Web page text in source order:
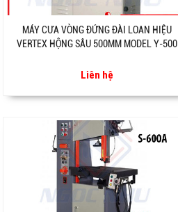
MÁY CƯA VÒNG ĐỨNG ĐÀI LOAN HIỆU
VERTEX HỘNG SÂU 500MM MODEL Y-500
Liên hệ